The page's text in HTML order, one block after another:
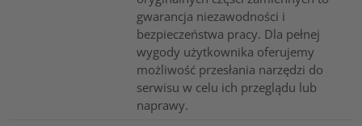
gwarancja niezawodności i
bezpieczeństwa pracy. Dla pełnej
wygody użytkownika oferujemy
możliwość przesłania narzędzi do
serwisu w celu ich przeglądu lub
naprawy.